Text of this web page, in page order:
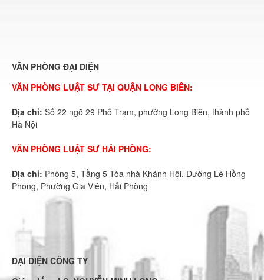
VĂN PHÒNG ĐẠI DIỆN
VĂN PHÒNG LUẬT SƯ TẠI QUẬN LONG BIÊN:
Địa chỉ: Số 22 ngõ 29 Phố Trạm, phường Long Biên, thành phố
Hà Nội
VĂN PHÒNG LUẬT SƯ HẢI PHÒNG:
Địa chỉ: Phòng 5, Tầng 5 Tòa nhà Khánh Hội, Đường Lê Hồng
Phong, Phường Gia Viên, Hải Phòng
ĐẠI DIỆN CÔNG TY